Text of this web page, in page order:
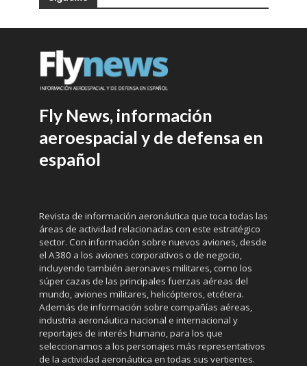
Fly News, información
aeroespacial y de defensa en
español
Revista de información aeronáutica que toca todas las
áreas de actividad relacionadas con este estratégico
sector. Con información sobre nuevos aviones, desde
el A380 a los aviones corporativos o de negocio,
incluyendo también aeronaves militares, como los
súper cazas de las principales fuerzas aéreas del
mundo, aviones militares, helicópteros, etcétera.
Además de información sobre compañías aéreas,
industria aeronáutica nacional e internacional y
reportajes de interés humano, para los que
seleccionamos a los personajes más representativos
de la actividad aeronáutica en todas sus vertientes.